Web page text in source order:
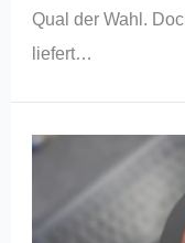
Qual der Wahl.
liefert…